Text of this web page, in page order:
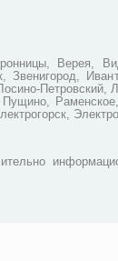
Верея,